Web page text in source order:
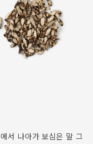
서 나아가 보심은 말 그